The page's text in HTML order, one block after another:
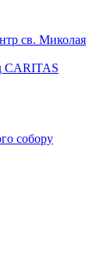
св. Миколая
CARITAS
собору